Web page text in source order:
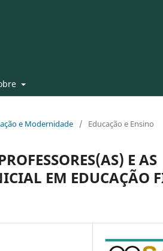
e Modernidade / Educação e Ensino
E AS
EM EDUCAÇÃO